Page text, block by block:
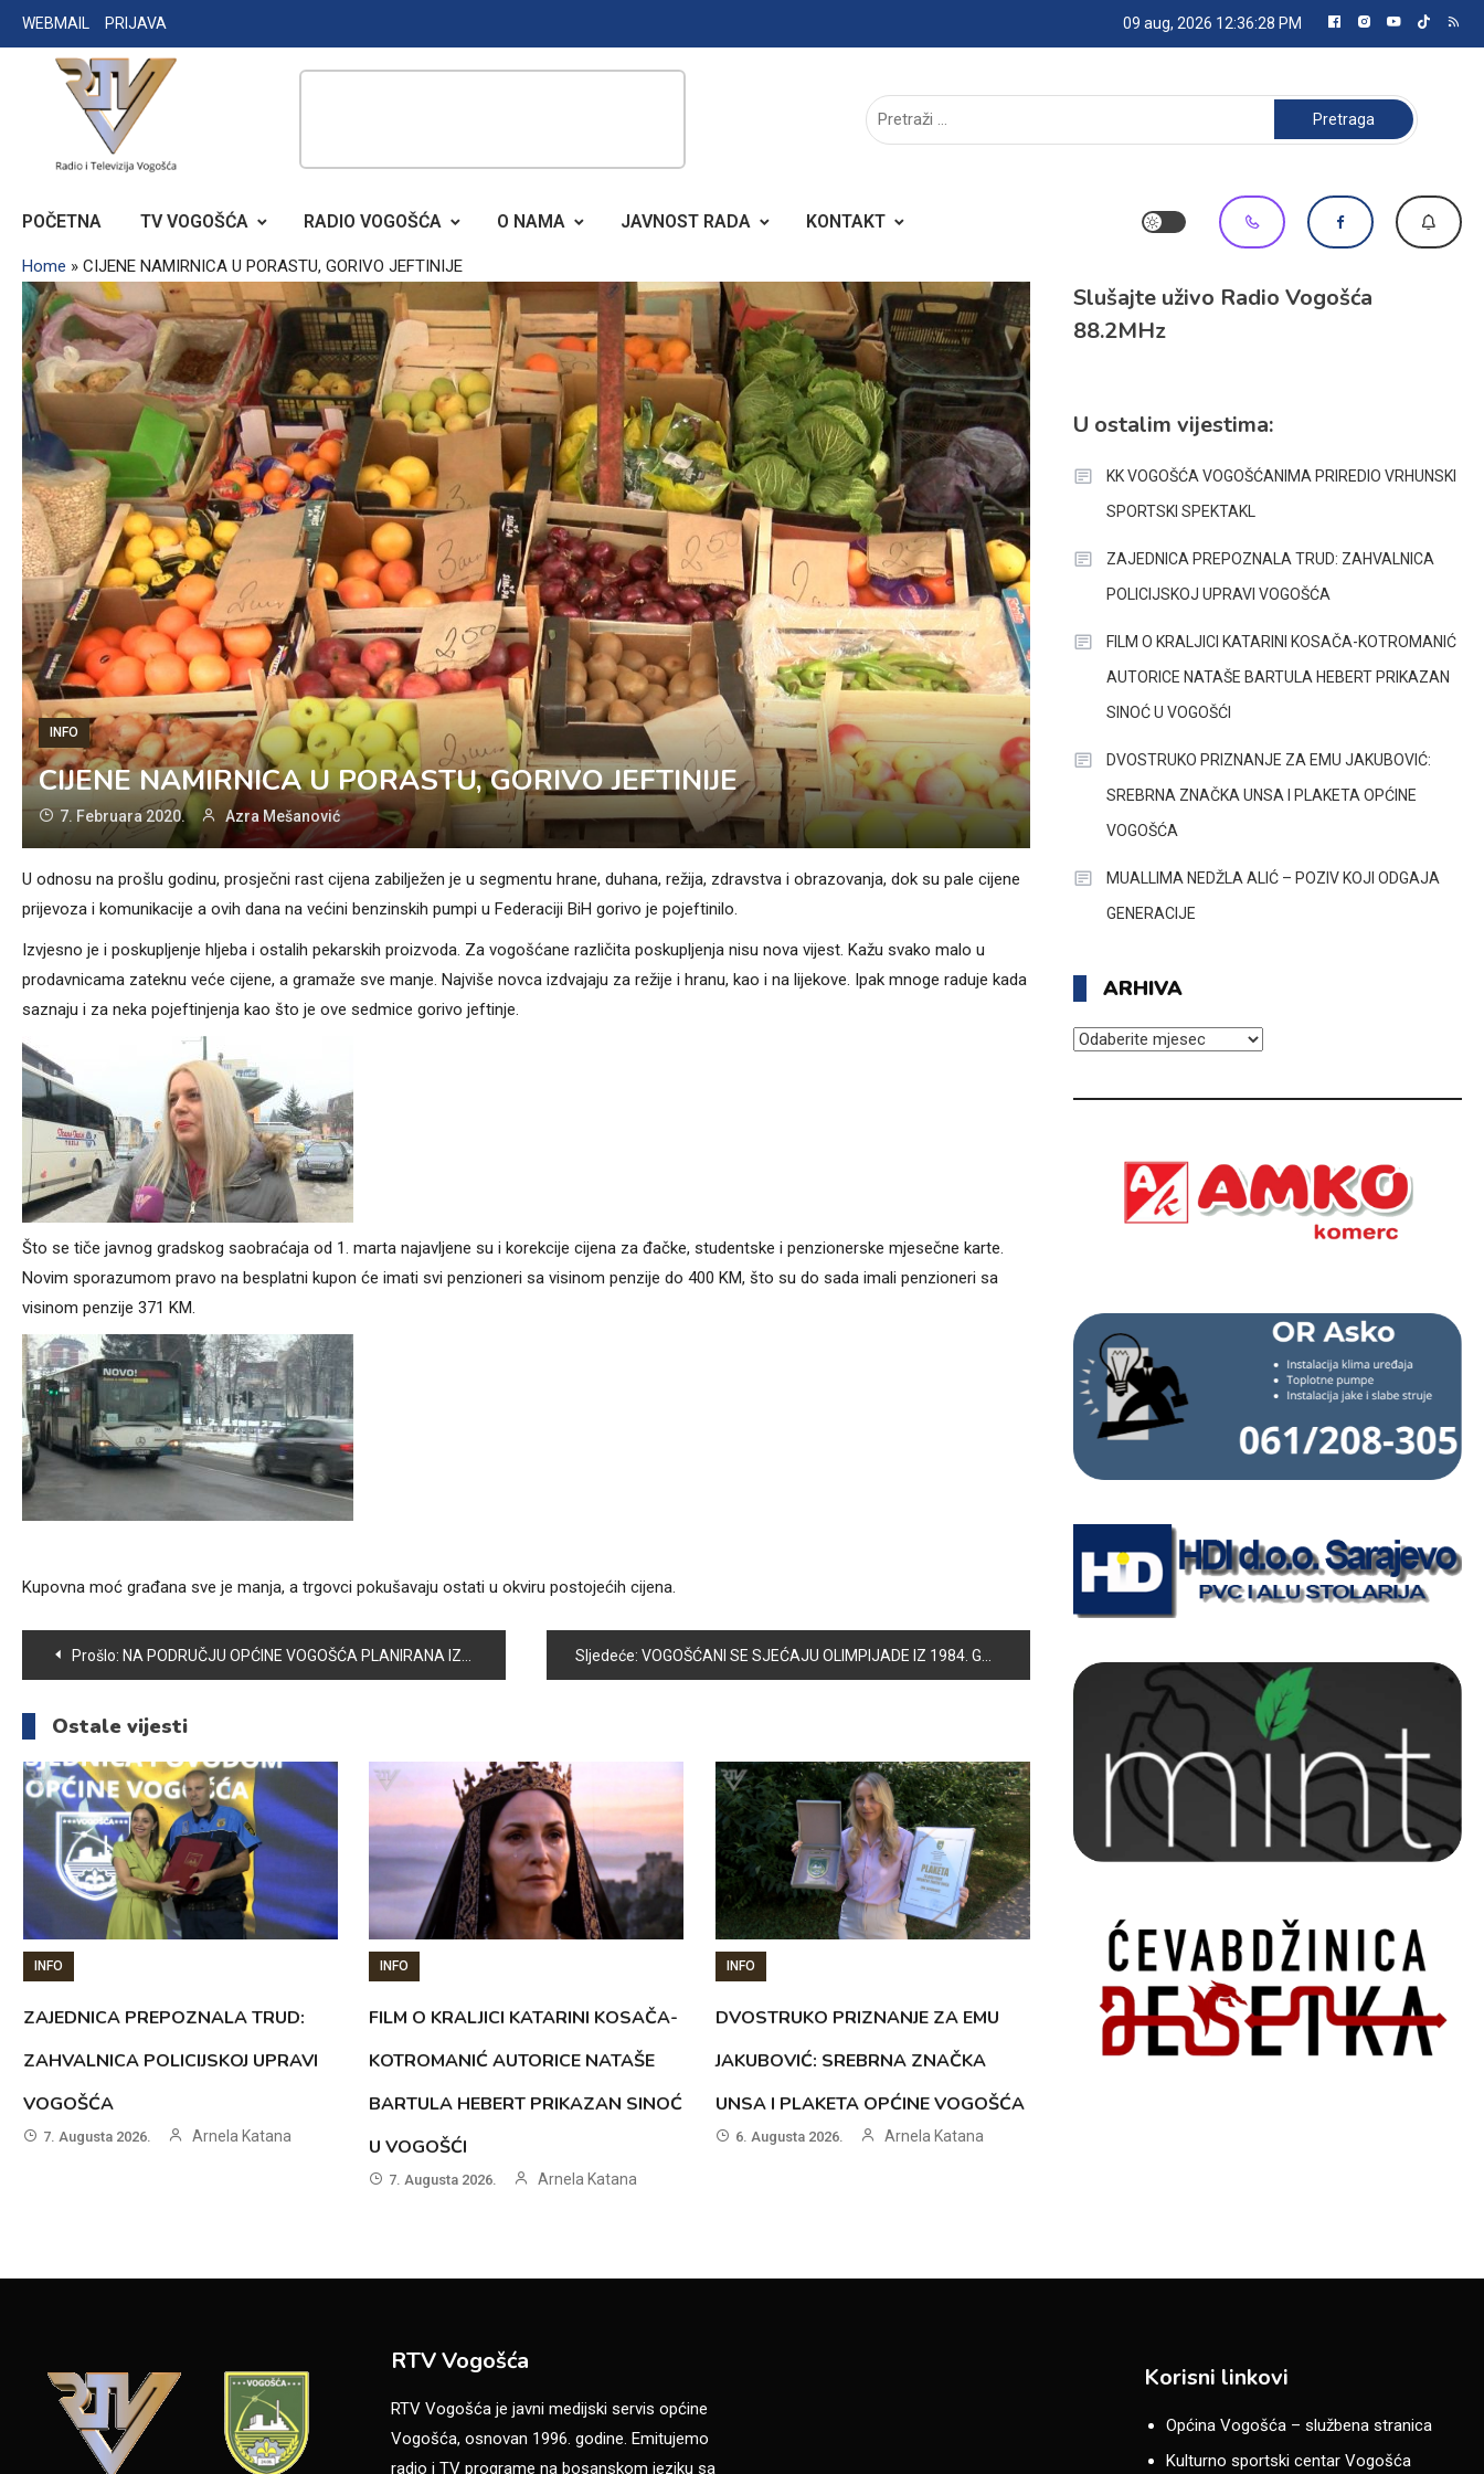
Skip
to
WEBMAIL PRIJAVA 09 aug, 2026 12:36:29 PM
RADIO TELEVIZIJA VOGOŠĆA
Pretraga:
POČETNA TV VOGOŠĆA RADIO VOGOŠĆA O NAMA JAVNOST RADA KONTAKT
Home » CIJENE NAMIRNICA U PORASTU, GORIVO JEFTINIJE
INFO
CIJENE NAMIRNICA U PORASTU, GORIVO JEFTINIJE
7. Februara 2020. Azra Mešanović
U odnosu na prošlu godinu, prosječni rast cijena zabilježen je u segmentu hrane, duhana, režija, zdravstva i obrazovanja, dok su pale cijene
prijevoza i komunikacije a ovih dana na većini benzinskih pumpi u Federaciji BiH gorivo je pojeftinilo.
Izvjesno je i poskupljenje hljeba i ostalih pekarskih proizvoda. Za vogošćane različita poskupljenja nisu nova vijest. Kažu svako malo u
prodavnicama zateknu veće cijene, a gramaže sve manje. Najviše novca izdvajaju za režije i hranu, kao i na lijekove. Ipak mnoge raduje kada
saznaju i za neka pojeftinjenja kao što je ove sedmice gorivo jeftinje.
Što se tiče javnog gradskog saobraćaja od 1. marta najavljene su i korekcije cijena za đačke, studentske i penzionerske mjesečne karte.
Novim sporazumom pravo na besplatni kupon će imati svi penzioneri sa visinom penzije do 400 KM, što su do sada imali penzioneri sa
visinom penzije 371 KM.
Kupovna moć građana sve je manja, a trgovci pokušavaju ostati u okviru postojećih cijena.
Navigacija
članaka
Prošlo: NA PODRUČJU OPĆINE VOGOŠĆA PLANIRANA IZGRADNJA JOŠ JEDNOG STAMBENOG NASELJA Sljedeće: VOGOŠĆANI SE SJEĆAJU OLIMPIJADE IZ 1984. GODINE
Ostale vijesti
INFO
ZAJEDNICA PREPOZNALA TRUD:
ZAHVALNICA POLICIJSKOJ UPRAVI
VOGOŠĆA
7. Augusta 2026. Arnela Katana
INFO
FILM O KRALJICI KATARINI KOSAČA-
KOTROMANIĆ AUTORICE NATAŠE
BARTULA HEBERT PRIKAZAN SINOĆ
U VOGOŠĆI
7. Augusta 2026. Arnela Katana
INFO
DVOSTRUKO PRIZNANJE ZA EMU
JAKUBOVIĆ: SREBRNA ZNAČKA
UNSA I PLAKETA OPĆINE VOGOŠĆA
6. Augusta 2026. Arnela Katana
Slušajte uživo Radio Vogošća
88.2MHz
U ostalim vijestima:
KK VOGOŠĆA VOGOŠĆANIMA PRIREDIO VRHUNSKI
SPORTSKI SPEKTAKL
ZAJEDNICA PREPOZNALA TRUD: ZAHVALNICA
POLICIJSKOJ UPRAVI VOGOŠĆA
FILM O KRALJICI KATARINI KOSAČA-KOTROMANIĆ
AUTORICE NATAŠE BARTULA HEBERT PRIKAZAN
SINOĆ U VOGOŠĆI
DVOSTRUKO PRIZNANJE ZA EMU JAKUBOVIĆ:
SREBRNA ZNAČKA UNSA I PLAKETA OPĆINE
VOGOŠĆA
MUALLIMA NEDŽLA ALIĆ – POZIV KOJI ODGAJA
GENERACIJE
ARHIVA
ARHIVA
RTV Vogošća
RTV Vogošća je javni medijski servis općine
Vogošća, osnovan 1996. godine. Emitujemo
radio i TV programe na bosanskom jeziku sa
Korisni linkovi
Općina Vogošća – službena stranica
Kulturno sportski centar Vogošća